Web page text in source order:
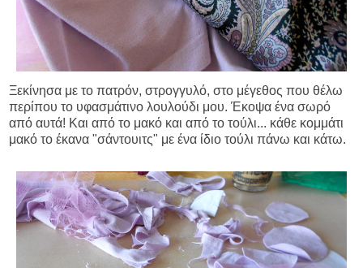
Ξεκίνησα με το πατρόν, στρογγυλό, στο μέγεθος που θέλω
περίπου το υφασμάτινο λουλούδι μου. Έκοψα ένα σωρό
από αυτά! Και από το μακό και από το τούλι... κάθε κομμάτι
μακό το έκανα "σάντουιτς" με ένα ίδιο τούλι πάνω και κάτω.